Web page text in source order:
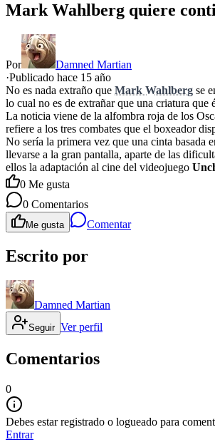
Mark Wahlberg quiere
Por
Damned Martian
·Publicado hace 15 año
No es nada extraño que Mark Wahlberg se
lo cual no es de extrañar que una criatura
La noticia viene de la alfombra roja de los
refiere a los tres combates que el boxeador
No sería la primera vez que una cinta basada
llevarse a la gran pantalla, aparte de las
ellos la adaptación al cine del videojuego
0 Me gusta
0 Comentarios
Me gusta Comentar
Escrito por
Damned Martian
Seguir Ver perfil
Comentarios
0
Debes estar registrado o logueado para
Entrar